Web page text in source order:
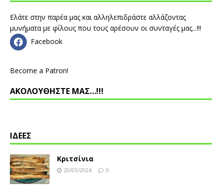
Ελάτε στην παρέα μας και αλληλεπιδράστε αλλάζοντας
μυνήματα με φίλους που τους αρέσουν οι συνταγές μας...!!!
Facebook
Become a Patron!
ΑΚΟΛΟΥΘΗΣΤΕ ΜΑΣ…!!!
ΙΔΕΕΣ
Κριτσίνια
20/03/2024 0